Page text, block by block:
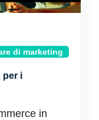
di marketing
per i
in